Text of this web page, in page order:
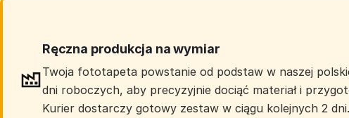
Ręczna produkcja na wymiar
Twoja fototapeta powstanie od podstaw w naszej
dni roboczych, aby precyzyjnie dociąć materiał i
Kurier dostarczy gotowy zestaw w ciągu kolejnych 2